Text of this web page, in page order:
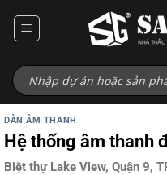
qua
dung
DÀN ÂM THANH
Hệ thống âm thanh
Biệt thự Lake View, Quận 9,